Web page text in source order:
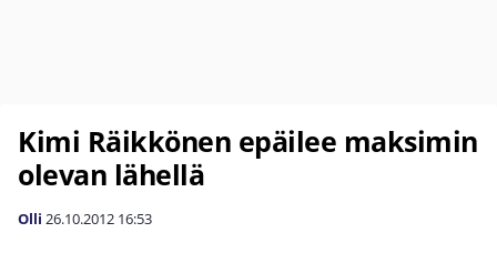
Kimi Räikkönen epäilee maksimin
olevan lähellä
Olli 26.10.2012 16:53